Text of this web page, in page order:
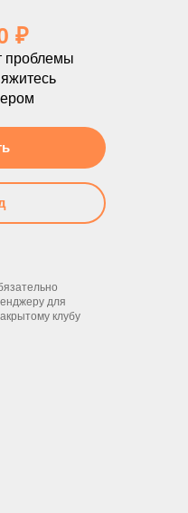
₽
проблемы
для
клубу